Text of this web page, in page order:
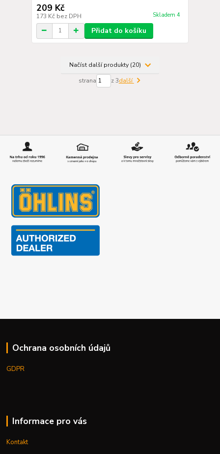
209 Kč
173 Kč bez DPH Skladem 4
Přidat do košíku
Načíst další produkty (20)
strana z 3další
Ochrana osobních údajů
GDPR
Informace pro vás
Kontakt